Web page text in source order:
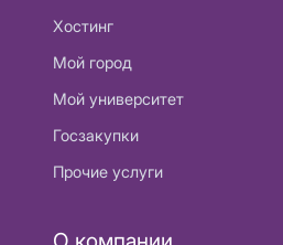
Хостинг
Мой город
Мой университет
Госзакупки
Прочие услуги